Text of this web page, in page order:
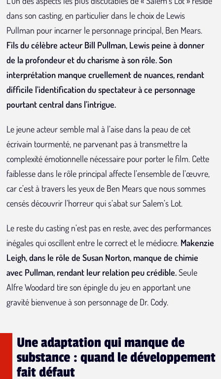
dans son casting, en particulier dans le choix de Lewis
Pullman pour incarner le personnage principal, Ben Mears.
Fils du célèbre acteur Bill Pullman, Lewis peine à donner
de la profondeur et du charisme à son rôle. Son
interprétation manque cruellement de nuances, rendant
difficile l’identification du spectateur à ce personnage
pourtant central dans l’intrigue.
Le jeune acteur semble mal à l’aise dans la peau de cet
écrivain tourmenté, ne parvenant pas à transmettre la
complexité émotionnelle nécessaire pour porter le film. Cette
faiblesse dans le rôle principal affecte l’ensemble de l’œuvre,
car c’est à travers les yeux de Ben Mears que nous sommes
censés découvrir l’horreur qui s’abat sur Salem’s Lot.
Le reste du casting n’est pas en reste, avec des performances
inégales qui oscillent entre le correct et le médiocre. Makenzie
Leigh, dans le rôle de Susan Norton, manque de chimie
avec Pullman, rendant leur relation peu crédible.Seule
Alfre Woodard tire son épingle du jeu en apportant une
gravité bienvenue à son personnage de Dr. Cody.
Une adaptation qui manque de
substance : quand le développement
fait défaut